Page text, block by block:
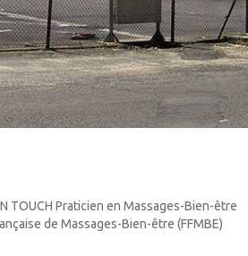
TOUCH Praticien en Massages-Bien-être
de Massages-Bien-être (FFMBE)